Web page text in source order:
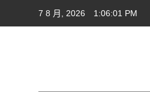
7 8 月, 2026 1:06:02 PM